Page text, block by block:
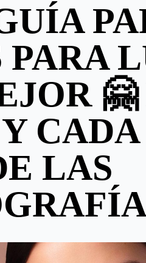
PARA
🤗
LAS